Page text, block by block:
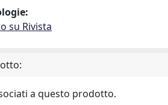
su Rivista
a questo prodotto.